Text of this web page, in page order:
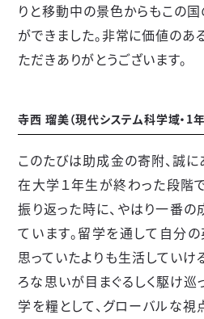
りと移動中の景色からもこの
ができました。非常に価値のあ
ただきありがとうございます。
寺西 瑠美（現代システム科学域・ 1
このたびは助成金の寄附、誠に
在大学１年生が終わった段階
振り返った時に、やはり一番
ています。留学を通して自分
思っていたよりも生活していけ
ろな思いが目まぐるしく駆け巡
学を糧として、グローバルな